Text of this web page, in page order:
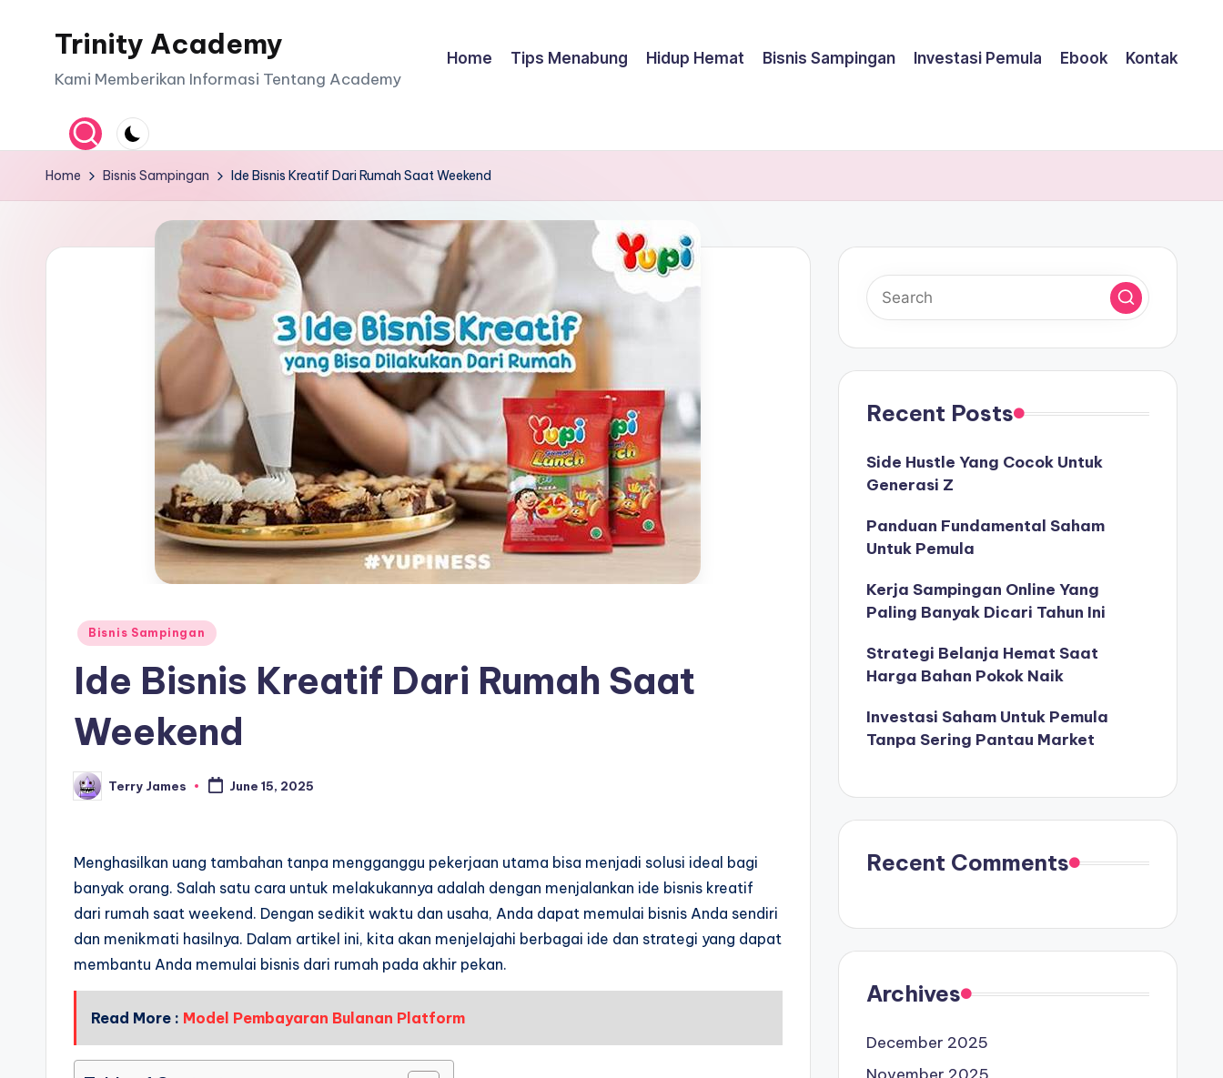
Trinity Academy
Kami Memberikan Informasi Tentang Academy
Home Tips Menabung Hidup Hemat Bisnis Sampingan Investasi Pemula Ebook Kontak
Home Bisnis Sampingan Ide Bisnis Kreatif Dari Rumah Saat Weekend
Posted
Bisnis Sampingan
Ide Bisnis Kreatif Dari Rumah Saat
Weekend
Posted
by
Terry James June 15, 2025
Menghasilkan uang tambahan tanpa mengganggu pekerjaan utama bisa menjadi solusi ideal bagi
banyak orang. Salah satu cara untuk melakukannya adalah dengan menjalankan ide bisnis kreatif
dari rumah saat weekend. Dengan sedikit waktu dan usaha, Anda dapat memulai bisnis Anda sendiri
dan menikmati hasilnya. Dalam artikel ini, kita akan menjelajahi berbagai ide dan strategi yang dapat
membantu Anda memulai bisnis dari rumah pada akhir pekan.
Read More : Model Pembayaran Bulanan Platform
Recent Posts
Side Hustle Yang Cocok Untuk
Generasi Z
Panduan Fundamental Saham
Untuk Pemula
Kerja Sampingan Online Yang
Paling Banyak Dicari Tahun Ini
Strategi Belanja Hemat Saat
Harga Bahan Pokok Naik
Investasi Saham Untuk Pemula
Tanpa Sering Pantau Market
Recent Comments
Archives
December 2025